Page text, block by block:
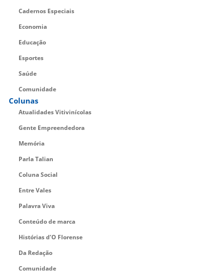
Cadernos Especiais
Economia
Educação
Esportes
Saúde
Comunidade
Colunas
Atualidades Vitivinícolas
Gente Empreendedora
Memória
Parla Talian
Coluna Social
Entre Vales
Palavra Viva
Conteúdo de marca
Histórias d’O Florense
Da Redação
Comunidade